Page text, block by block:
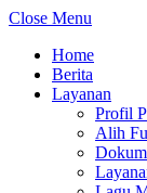
Close Menu
Home
Berita
Layanan
Profil
Alih